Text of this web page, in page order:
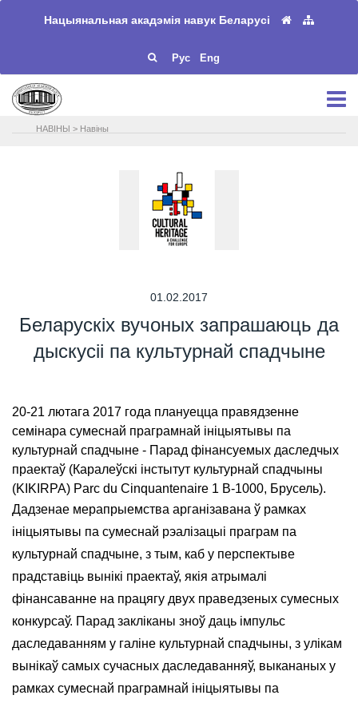
Нацыянальная акадэмія навук Беларусі
Рус Eng
НАВIНЫ > Навіны
01.02.2017
Беларускіх вучоных запрашаюць да
дыскусіі па культурнай спадчыне
20-21 лютага 2017 года плануецца правядзенне
семінара сумеснай праграмнай ініцыятывы па
культурнай спадчыне - Парад фінансуемых даследчых
праектаў (Каралеўскі інстытут культурнай спадчыны
(KIKIRPA) Parc du Cinquantenaire 1 B-1000, Брусель).
Дадзенае мерапрыемства арганізавана ў рамках
ініцыятывы па сумеснай рэалізацыі праграм па
культурнай спадчыне, з тым, каб у перспектыве
прадставіць вынікі праектаў, якія атрымалі
фінансаванне на працягу двух праведзеных сумесных
конкурсаў. Парад закліканы зноў даць імпульс
даследаванням у галіне культурнай спадчыны, з улікам
вынікаў самых сучасных даследаванняў, выкананых у
рамках сумеснай праграмнай ініцыятывы па